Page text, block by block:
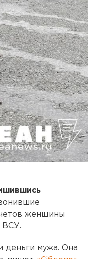
женщины
ВСУ.
деньги мужа. Она